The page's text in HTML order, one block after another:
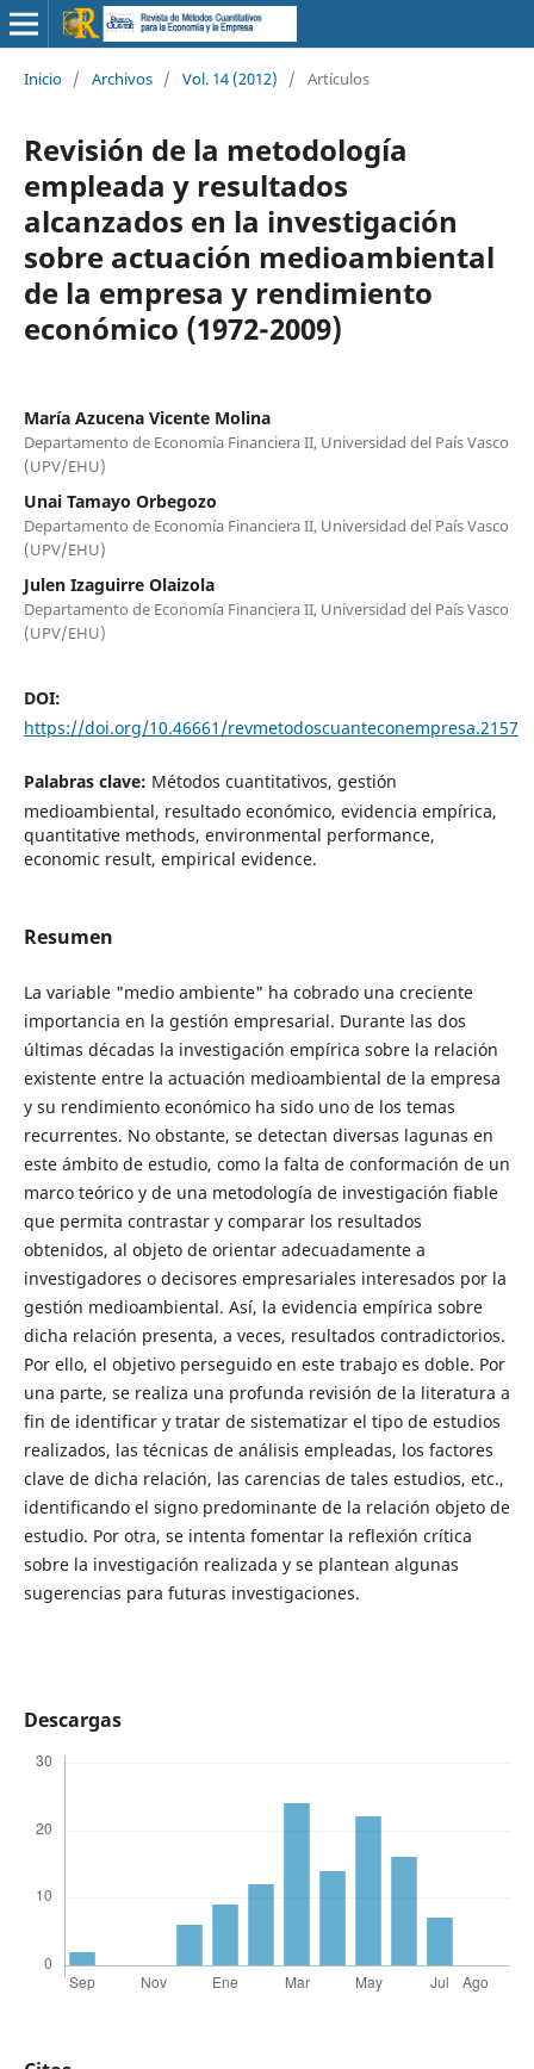
Inicio / Archivos / Vol. 14 (2012) / Artículos
Revisión de la metodología
empleada y resultados
alcanzados en la investigación
sobre actuación medioambiental
de la empresa y rendimiento
económico (1972-2009)
María Azucena Vicente Molina
Departamento de Economía Financiera II, Universidad del País Vasco
(UPV/EHU)
Unai Tamayo Orbegozo
Departamento de Economía Financiera II, Universidad del País Vasco
(UPV/EHU)
Julen Izaguirre Olaizola
Departamento de Economía Financiera II, Universidad del País Vasco
(UPV/EHU)
DOI:
https://doi.org/10.46661/revmetodoscuanteconempresa.2157
Palabras clave: Métodos cuantitativos, gestión
medioambiental, resultado económico, evidencia empírica,
quantitative methods, environmental performance,
economic result, empirical evidence.
Resumen
La variable "medio ambiente" ha cobrado una creciente
importancia en la gestión empresarial. Durante las dos
últimas décadas la investigación empírica sobre la relación
existente entre la actuación medioambiental de la empresa
y su rendimiento económico ha sido uno de los temas
recurrentes. No obstante, se detectan diversas lagunas en
este ámbito de estudio, como la falta de conformación de un
marco teórico y de una metodología de investigación fiable
que permita contrastar y comparar los resultados
obtenidos, al objeto de orientar adecuadamente a
investigadores o decisores empresariales interesados por la
gestión medioambiental. Así, la evidencia empírica sobre
dicha relación presenta, a veces, resultados contradictorios.
Por ello, el objetivo perseguido en este trabajo es doble. Por
una parte, se realiza una profunda revisión de la literatura a
fin de identificar y tratar de sistematizar el tipo de estudios
realizados, las técnicas de análisis empleadas, los factores
clave de dicha relación, las carencias de tales estudios, etc.,
identificando el signo predominante de la relación objeto de
estudio. Por otra, se intenta fomentar la reflexión crítica
sobre la investigación realizada y se plantean algunas
sugerencias para futuras investigaciones.
Descargas